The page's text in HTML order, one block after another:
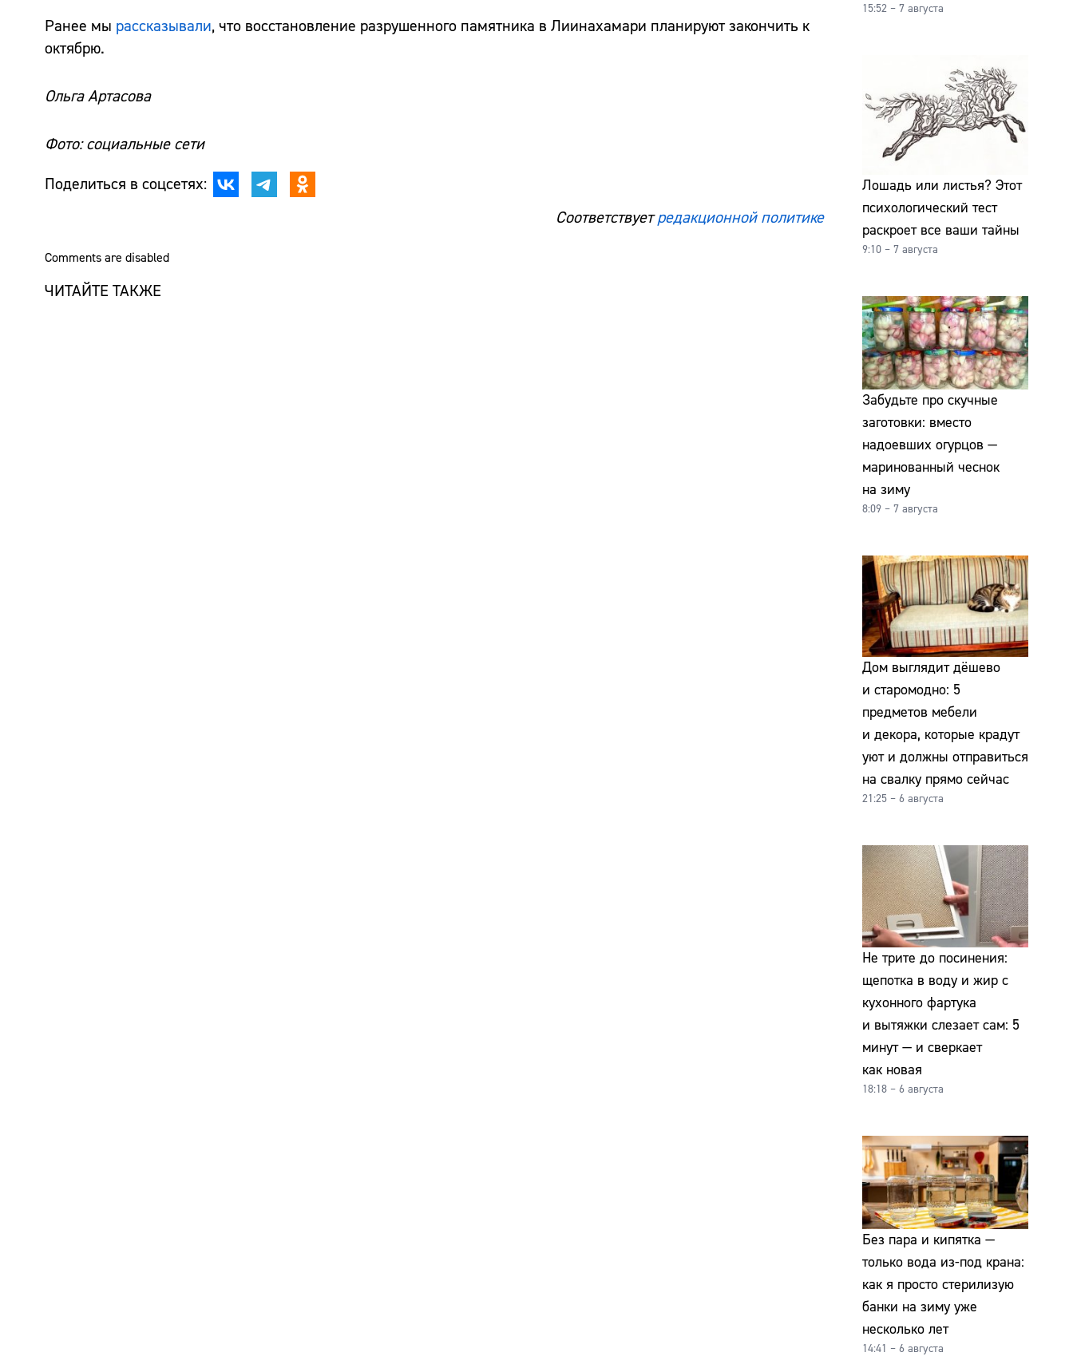
Ранее мы рассказывали, что восстановление разрушенного памятника в Лиинахамари планируют закончить к
октябрю.
Ольга Артасова
Фото: социальные сети
Поделиться в соцсетях:
Соответствуетредакционной политике
Comments are disabled
ЧИТАЙТЕ ТАКЖЕ
15:52 – 7 августа
Лошадь или листья? Этот
психологический тест
раскроет все ваши тайны
9:10 – 7 августа
Забудьте про скучные
заготовки: вместо
надоевших огурцов —
маринованный чеснок
на зиму
8:09 – 7 августа
Дом выглядит дёшево
и старомодно: 5
предметов мебели
и декора, которые крадут
уют и должны отправиться
на свалку прямо сейчас
21:25 – 6 августа
Не трите до посинения:
щепотка в воду и жир с
кухонного фартука
и вытяжки слезает сам: 5
минут — и сверкает
как новая
18:18 – 6 августа
Без пара и кипятка —
только вода из-под крана:
как я просто стерилизую
банки на зиму уже
несколько лет
14:41 – 6 августа